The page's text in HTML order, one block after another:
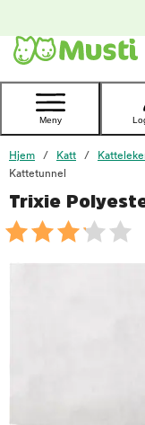
Kontakt
kundeservice
Meny
Hjem Katt
Kattetunnel
Trixie
foo